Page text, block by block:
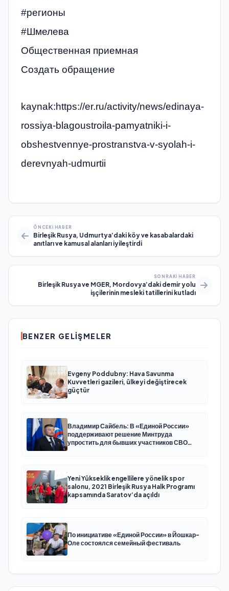
#регионы
#Шмелева
Общественная приемная
Создать обращение
kaynak:https://er.ru/activity/news/edinaya-
rossiya-blagoustroila-pamyatniki-i-
obshestvennye-prostranstva-v-syolah-i-
derevnyah-udmurtii
ÖNCEKI HABER
Birleşik Rusya, Udmurtya’daki köy ve kasabalardaki
anıtları ve kamusal alanları iyileştirdi
SONRAKI HABER
Birleşik Rusya ve MGER, Mordovya’daki demir yolu
işçilerinin mesleki tatillerini kutladı
BENZER GELIŞMELER
Evgeny Poddubny: Hava Savunma
Kuvvetleri gazileri, ülkeyi değiştirecek
güçtür
Владимир Сайбель: В «Единой России»
поддерживают решение Минтруда
упростить для бывших участников СВО
Yeni Yükseklik engellilere yönelik spor
salonu, 2021 Birleşik Rusya Halk Programı
kapsamında Saratov’da açıldı
По инициативе «Единой России» в Йошкар-
Оле состоялся семейный фестиваль